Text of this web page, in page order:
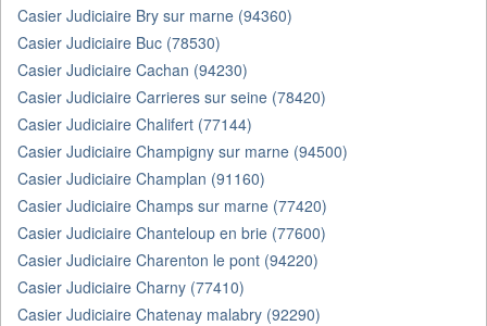
Casier Judiciaire Bry sur marne (94360)
Casier Judiciaire Buc (78530)
Casier Judiciaire Cachan (94230)
Casier Judiciaire Carrieres sur seine (78420)
Casier Judiciaire Chalifert (77144)
Casier Judiciaire Champigny sur marne (94500)
Casier Judiciaire Champlan (91160)
Casier Judiciaire Champs sur marne (77420)
Casier Judiciaire Chanteloup en brie (77600)
Casier Judiciaire Charenton le pont (94220)
Casier Judiciaire Charny (77410)
Casier Judiciaire Chatenay malabry (92290)